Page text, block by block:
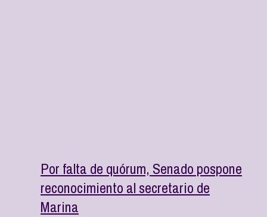
Por falta de quórum, Senado pospone
reconocimiento al secretario de
Marina